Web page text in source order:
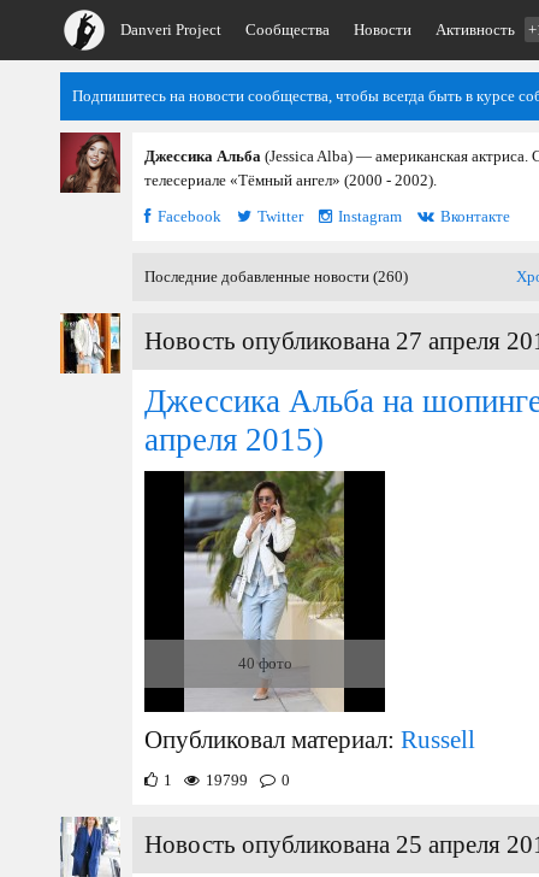
Danveri Project Сообщества Новости Активность
Подпишитесь на новости сообщества, чтобы всегда быть в курсе
Джессика Альба (Jessica Alba) — американская актриса.
телесериале «Тёмный ангел» (2000 - 2002).
Facebook
Twitter Instagram Вконтакте
Последние добавленные новости (260)
Новость опубликована 27 апреля
Джессика Альба на
апреля 2015)
40 фото
Опубликовал материал: Russell
1 19799 0
Новость опубликована 25 апреля